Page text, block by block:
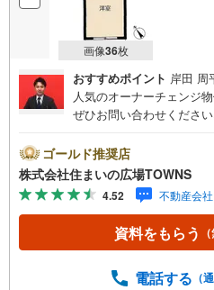
画像36枚
おすすめポイント 岸田 周
人気のオーナーチェンジ
ぜひお問い合わせくださ
下さい。「室内・現地を
とご見学がスムーズです
ります。○住宅ローンのご
ション■住まいの広場
ッフが親身になってお客
きます！ /他社様掲載物
でのお越しも大歓迎です！
ゴールド推奨店
株式会社住まいの広場TOWNS
4.52 不動産会
資料をもらう
電話する （